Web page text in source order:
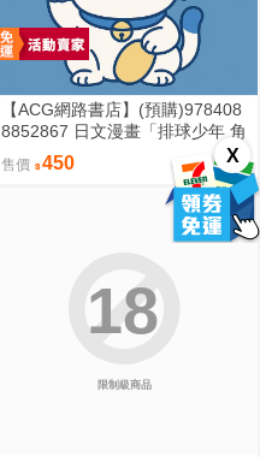
X
【ACG網路書店】(預購)978408
8852867 日文漫畫「排球少年 角
色REMIX版 絆 及川與岩泉 (1)」
售價 450
限制級商品
18